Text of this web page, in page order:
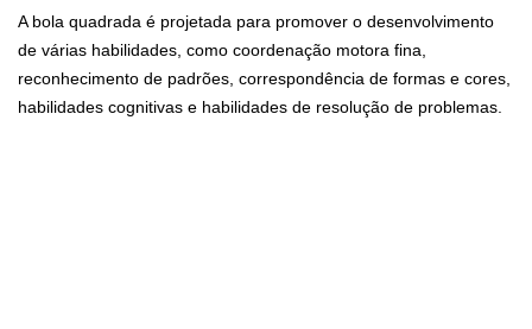
A bola quadrada é projetada para promover o desenvolvimento
de várias habilidades, como coordenação motora fina,
reconhecimento de padrões, correspondência de formas e cores,
habilidades cognitivas e habilidades de resolução de problemas.